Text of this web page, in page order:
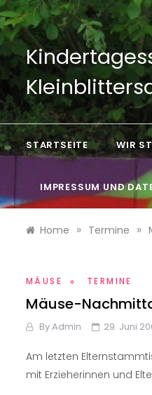
Skip
to
content
STARTSEITE WIR
IMPRESSUM UND
Home » Termine »
MÄUSE TERMINE
Mäuse-
ByAdmin 29. Juni
Am letzten
mit Erzieherinnen und